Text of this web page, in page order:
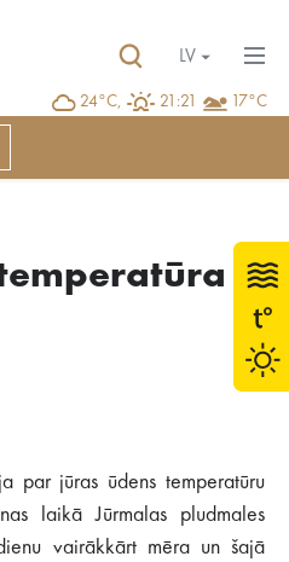
24°C, 21:21 17°C
LV
par jūras ūdens temperatūru
laikā Jūrmalas pludmales
vairākkārt mēra un šajā